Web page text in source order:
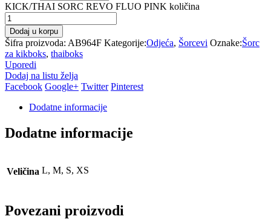
KICK/THAI SORC REVO FLUO PINK količina
Dodaj u korpu
Šifra proizvoda: AB964F Kategorije:Odjeća, Šorcevi Oznake:Šorc
za kikboks, thaiboks
Uporedi
Dodaj na listu želja
Facebook Google+ Twitter Pinterest
Dodatne informacije
Dodatne informacije
Veličina L, M, S, XS
Povezani proizvodi